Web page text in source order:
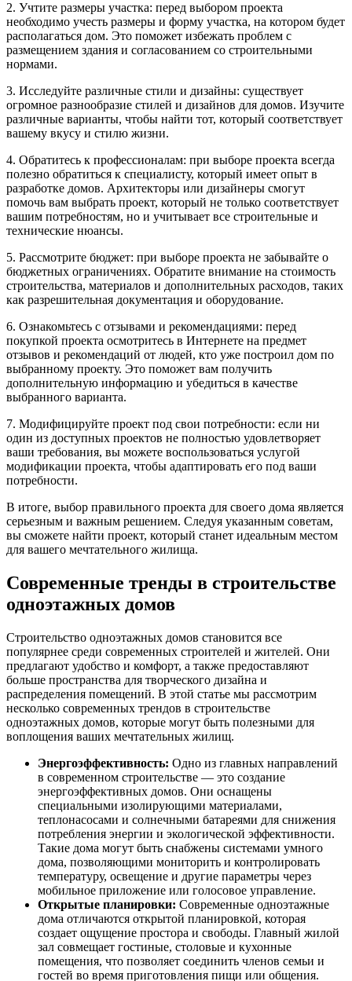
2. Учтите размеры участка: перед выбором проекта
необходимо учесть размеры и форму участка, на котором будет
располагаться дом. Это поможет избежать проблем с
размещением здания и согласованием со строительными
нормами.
3. Исследуйте различные стили и дизайны: существует
огромное разнообразие стилей и дизайнов для домов. Изучите
различные варианты, чтобы найти тот, который соответствует
вашему вкусу и стилю жизни.
4. Обратитесь к профессионалам: при выборе проекта всегда
полезно обратиться к специалисту, который имеет опыт в
разработке домов. Архитекторы или дизайнеры смогут
помочь вам выбрать проект, который не только соответствует
вашим потребностям, но и учитывает все строительные и
технические нюансы.
5. Рассмотрите бюджет: при выборе проекта не забывайте о
бюджетных ограничениях. Обратите внимание на стоимость
строительства, материалов и дополнительных расходов, таких
как разрешительная документация и оборудование.
6. Ознакомьтесь с отзывами и рекомендациями: перед
покупкой проекта осмотритесь в Интернете на предмет
отзывов и рекомендаций от людей, кто уже построил дом по
выбранному проекту. Это поможет вам получить
дополнительную информацию и убедиться в качестве
выбранного варианта.
7. Модифицируйте проект под свои потребности: если ни
один из доступных проектов не полностью удовлетворяет
ваши требования, вы можете воспользоваться услугой
модификации проекта, чтобы адаптировать его под ваши
потребности.
В итоге, выбор правильного проекта для своего дома является
серьезным и важным решением. Следуя указанным советам,
вы сможете найти проект, который станет идеальным местом
для вашего мечтательного жилища.
Современные тренды в строительстве
одноэтажных домов
Строительство одноэтажных домов становится все
популярнее среди современных строителей и жителей. Они
предлагают удобство и комфорт, а также предоставляют
больше пространства для творческого дизайна и
распределения помещений. В этой статье мы рассмотрим
несколько современных трендов в строительстве
одноэтажных домов, которые могут быть полезными для
воплощения ваших мечтательных жилищ.
Энергоэффективность: Одно из главных направлений
в современном строительстве — это создание
энергоэффективных домов. Они оснащены
специальными изолирующими материалами,
теплонасосами и солнечными батареями для снижения
потребления энергии и экологической эффективности.
Такие дома могут быть снабжены системами умного
дома, позволяющими мониторить и контролировать
температуру, освещение и другие параметры через
мобильное приложение или голосовое управление.
Открытые планировки: Современные одноэтажные
дома отличаются открытой планировкой, которая
создает ощущение простора и свободы. Главный жилой
зал совмещает гостиные, столовые и кухонные
помещения, что позволяет соединить членов семьи и
гостей во время приготовления пищи или общения.